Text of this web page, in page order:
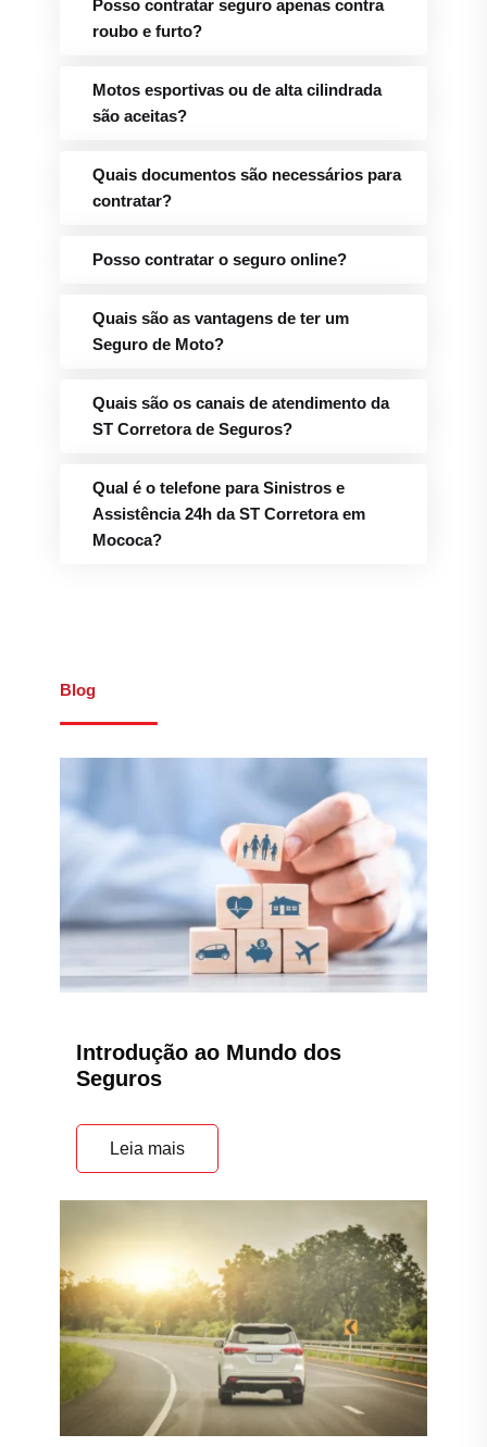
Posso contratar seguro apenas contra
roubo e furto?
Motos esportivas ou de alta cilindrada
são aceitas?
Quais documentos são necessários para
contratar?
Posso contratar o seguro online?
Quais são as vantagens de ter um
Seguro de Moto?
Quais são os canais de atendimento da
ST Corretora de Seguros?
Qual é o telefone para Sinistros e
Assistência 24h da ST Corretora em
Mococa?
Blog
Introdução ao Mundo dos
Seguros
Leia mais